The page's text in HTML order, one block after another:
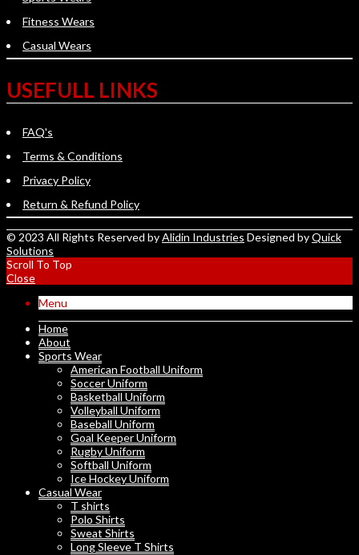
Fitness Wears
Casual Wears
USEFULL LINKS
FAQ's
Terms & Conditions
Privacy Policy
Return & Refund Policy
© 2023 All Rights Reserved byAlidin Industries Designed byQuick
Solutions
Scroll To Top
Close
Menu
Home
About
Sports Wear
American Football Uniform
Soccer Uniform
Basketball Uniform
Volleyball Uniform
Baseball Uniform
Goal Keeper Uniform
Rugby Uniform
Softball Uniform
Ice Hockey Uniform
Casual Wear
T shirts
Polo Shirts
Sweat Shirts
Long Sleeve T Shirts